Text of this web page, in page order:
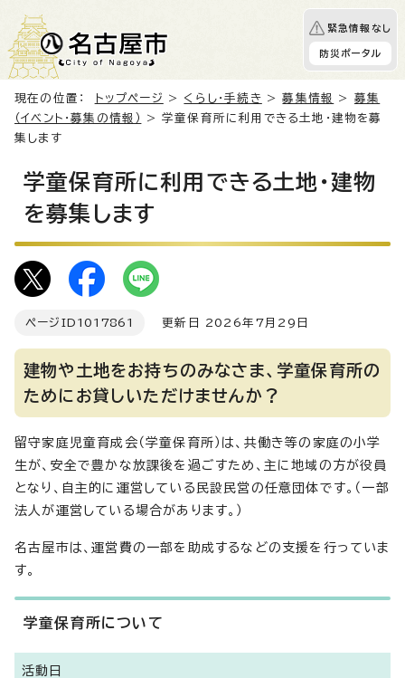
緊急情報なし
防災ポータル
現在の位置： トップページ > くらし・手続き >募集情報 > 募集
（イベント・募集の情報）
> 学童保育所に利用できる土地・建物を募
集します
学童保育所に利用できる土地・建物
を募集します
ページID 1017861 更新日 2026年7月29日
建物や土地をお持ちのみなさま、学童保育所の
ためにお貸しいただけませんか？
留守家庭児童育成会（学童保育所）は、共働き等の家庭の小学
生が、安全で豊かな放課後を過ごすため、主に地域の方が役員
となり、自主的に運営している民設民営の任意団体です。（一部
法人が運営している場合があります。）
名古屋市は、運営費の一部を助成するなどの支援を行っていま
す。
学童保育所について
活動日